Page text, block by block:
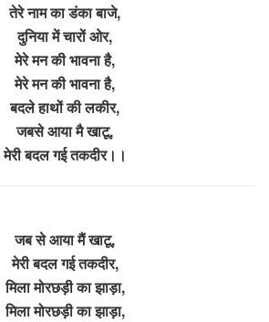
तेरे नाम का डंका बाजे,
दुनिया में चारों ओर,
मेरे मन की भावना है,
मेरे मन की भावना है,
बदले हाथों की लकीर,
जबसे आया मै खाटू,
मेरी बदल गई तकदीर।।
जब से आया मैं खाटू,
मेरी बदल गई तकदीर,
मिला मोरछड़ी का झाड़ा,
मिला मोरछड़ी का झाड़ा,